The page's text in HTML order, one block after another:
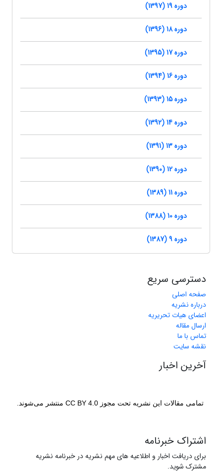
دوره 19 (1397)
دوره 18 (1396)
دوره 17 (1395)
دوره 16 (1394)
دوره 15 (1393)
دوره 14 (1392)
دوره 13 (1391)
دوره 12 (1390)
دوره 11 (1389)
دوره 10 (1388)
دوره 9 (1387)
دسترسی سریع
صفحه اصلی
درباره نشریه
اعضای هیات تحریریه
ارسال مقاله
تماس با ما
نقشه سایت
آخرین اخبار
تمامی مقالات این نشریه تحت مجوز CC BY 4.0 منتشر می‌شوند.
اشتراک خبرنامه
برای دریافت اخبار و اطلاعیه های مهم نشریه در خبرنامه نشریه
مشترک شوید.